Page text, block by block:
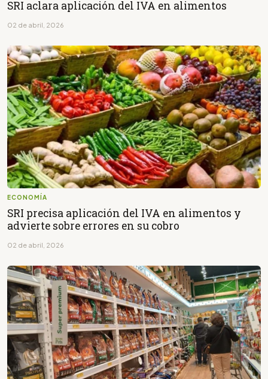
SRI aclara aplicación del IVA en alimentos
02 de abril, 2026
ECONOMÍA
SRI precisa aplicación del IVA en alimentos y
advierte sobre errores en su cobro
02 de abril, 2026